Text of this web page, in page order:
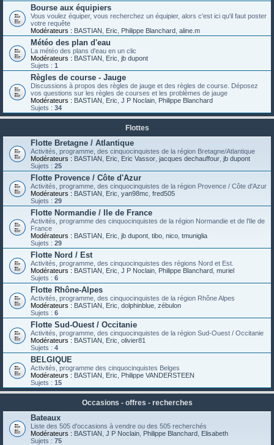
Bourse aux équipiers
Vous voulez équiper, vous recherchez un équipier, alors c'est ici qu'il faut poster
votre requête
Modérateurs : BASTIAN Eric Philippe Blanchard aline.m
Météo des plan d'eau
La météo des plans d'eau en un clic
Modérateurs : BASTIAN Eric jb dupont
Sujets : 1
Règles de course - Jauge
Discussions à propos des règles de jauge et des règles de course. Déposez
vos questions sur les règles de courses et les problèmes de jauge
Modérateurs : BASTIAN Eric J P Noclain Philippe Blanchard
Sujets : 34
Flottes
Flotte Bretagne / Atlantique
Activités, programme, des cinquocinquistes de la région Bretagne/Atlantique
Modérateurs : BASTIAN Eric Eric Vassor jacques dechauffour jb dupont
Sujets : 25
Flotte Provence / Côte d'Azur
Activités, programme, des cinquocinquistes de la région Provence / Côte d'Azur
Modérateurs : BASTIAN Eric yan98mc fred505
Sujets : 29
Flotte Normandie / Ile de France
Activités, programme des cinquocinquistes de la région Normandie et de l'Ile de
France
Modérateurs : BASTIAN Eric jb dupont tibo nico tmuniglia
Sujets : 29
Flotte Nord / Est
Activités, programme, des cinquocinquistes des régions Nord et Est.
Modérateurs : BASTIAN Eric J P Noclain Philippe Blanchard muriel
Sujets : 6
Flotte Rhône-Alpes
Activités, programme, des cinquocinquistes de la région Rhône Alpes
Modérateurs : BASTIAN Eric dolphinblue zébulon
Sujets : 6
Flotte Sud-Ouest / Occitanie
Activités, programme, des cinquocinquistes de la région Sud-Ouest / Occitanie
Modérateurs : BASTIAN Eric olivier81
Sujets : 4
BELGIQUE
Activités, programme des cinquocinquistes Belges
Modérateurs : BASTIAN Eric
Philippe VANDERSTEEN
Sujets : 15
Occasions - offres - recherches
Bateaux
Liste des 505 d'occasions à vendre ou des 505 recherchés
Modérateurs : BASTIAN J P Noclain Philippe Blanchard Elisabeth
Sujets : 75